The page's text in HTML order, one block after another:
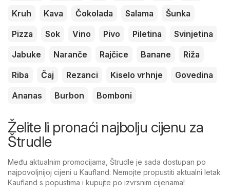
Kruh
Kava Čokolada Salama
Šunka
Pizza
Sok Vino Pivo Piletina
Svinjetina
Jabuke
Naranče Rajčice Banane
Riža
Riba
Čaj Rezanci Kiselo vrhnje
Govedina
Ananas
Burbon Bomboni
Želite li pronaći najbolju cijenu za
Štrudle
Među aktualnim promocijama, Štrudle je sada dostupan po
najpovoljnijoj cijeni u Kaufland. Nemojte propustiti aktualni letak
Kaufland s popustima i kupujte po izvrsnim cijenama!